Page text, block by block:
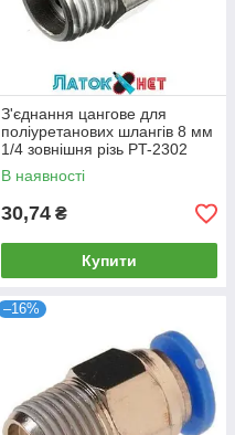
З'єднання цангове для
поліуретанових шлангів 8 мм
1/4 зовнішня різь PT-2302
Intertool
В наявності
30,74 ₴
Купити
–16%